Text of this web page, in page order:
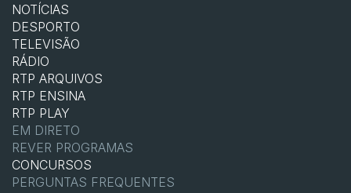
NOTÍCIAS
DESPORTO
TELEVISÃO
RÁDIO
RTP ARQUIVOS
RTP ENSINA
RTP PLAY
EM DIRETO
REVER PROGRAMAS
CONCURSOS
PERGUNTAS FREQUENTES